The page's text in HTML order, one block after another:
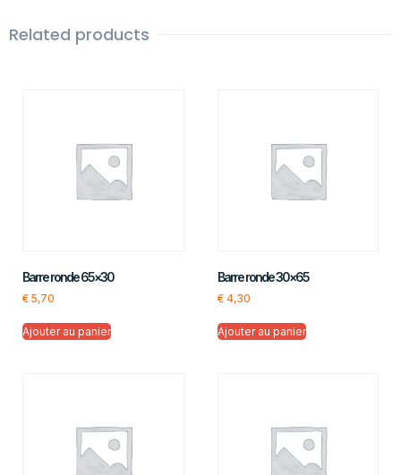
Related products
Barre ronde 65×30
€ 5,70
Ajouter au panier
Barre ronde 30×65
€4,30
Ajouter au panier